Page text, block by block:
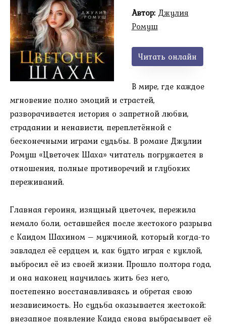
Автор: Джулия
Ромуш
Читать онлайн
В мире, где каждое
мгновение полно эмоций и страстей,
разворачивается история о запретной любви,
страдании и ненависти, переплетённой с
бесконечными играми судьбы. В романе Джулии
Ромуш «Цветочек Шаха» читатель погружается в
отношения, полные противоречий и глубоких
переживаний.
Главная героиня, изящный цветочек, пережила
немало боли, оставшейся после жестокого разрыва
с Каидом Шахином – мужчиной, который когда-то
завладел её сердцем и, как будто играя с куклой,
выбросил её из своей жизни. Прошло полтора года,
и она наконец научилась жить без него,
постепенно восстанавливаясь и обретая свою
независимость. Но судьба оказывается жестокой:
внезапное появление Каида снова выбрасывает её